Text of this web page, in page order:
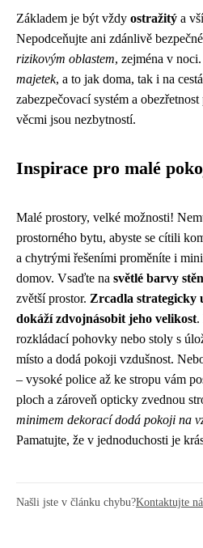
Základem je být vždy ostražitý a
Nepodceňujte ani zdánlivě
rizikovým oblastem, zejména v
majetek, a to jak doma, tak i na
zabezpečovací systém a
věcmi jsou nezbytností.
Inspirace pro malé
Malé prostory, velké možnosti!
prostorného bytu, abyste se cítili
a chytrými řešeními proměníte i
domov. Vsaďte na světlé barvy
zvětší prostor. Zrcadla strategicky
dokáží zdvojnásobit jeho velikost.
rozkládací pohovky nebo stoly s
místo a dodá pokoji vzdušnost.
– vysoké police až ke stropu vám
ploch a zároveň opticky zvednou
minimem dekorací dodá pokoji na
Pamatujte, že v jednoduchosti je
Našli jste v článku chybu?Kontaktujte